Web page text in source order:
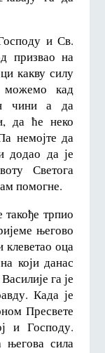
и Св.
призвао на
какву силу
можемо кад
чини а да
да ће неко
немојте да
додао да је
Светога
помогне.
такође трпио
његово
оца
који данас
га је
Када је
Пресвете
и Господу.
његова сила